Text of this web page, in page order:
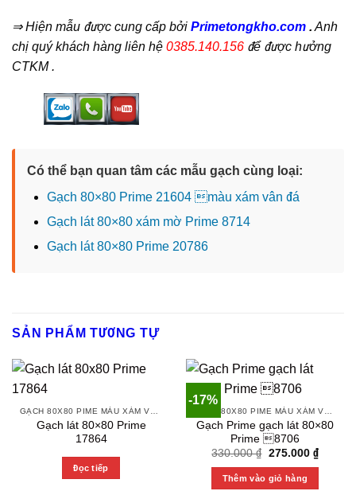
⇒ Hiện mẫu được cung cấp bởi Primetongkho.com . Anh
chị quý khách hàng liên hệ 0385.140.156 để được hưởng
CTKM .
Có thể bạn quan tâm các mẫu gạch cùng loại:
Gạch 80×80 Prime 21604 màu xám vân đá
Gạch lát 80×80 xám mờ Prime 8714
Gạch lát 80×80 Prime 20786
SẢN PHẨM TƯƠNG TỰ
GẠCH 80X80 PIME MÀU XÁM VÀ CÁC MÀU VÂN SÁNG NHẸ
Gạch lát 80×80 Prime
17864
Đọc tiếp
-17%
GẠCH 80X80 PIME MÀU XÁM VÀ CÁC MÀU VÂN SÁNG NHẸ
Gạch Prime gạch lát 80×80
Prime 8706
330.000₫ Original
was:
330.000 ₫.
275.000 ₫Current
price
Thêm vào giỏ hàng